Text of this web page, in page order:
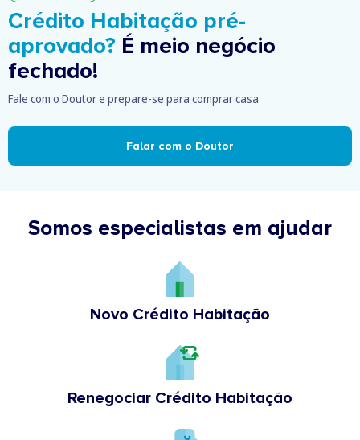
Crédito Habitação pré-
aprovado? É meio negócio
fechado!
Fale com o Doutor e prepare-se para comprar casa
Falar com o Doutor
Somos especialistas em ajudar
Novo Crédito Habitação
Renegociar Crédito Habitação